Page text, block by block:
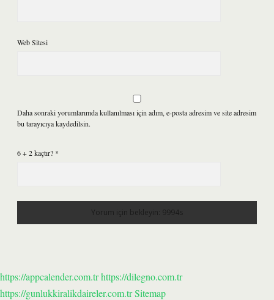
Web Sitesi
Daha sonraki yorumlarımda kullanılması için adım, e-posta adresim ve site adresim
bu tarayıcıya kaydedilsin.
6 + 2 kaçtır? *
https://appcalender.com.trhttps://dilegno.com.tr
https://gunlukkiralikdaireler.com.trSitemap